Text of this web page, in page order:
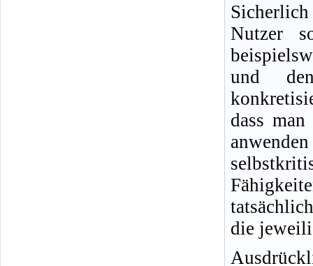
Nutzer
und
dass
die